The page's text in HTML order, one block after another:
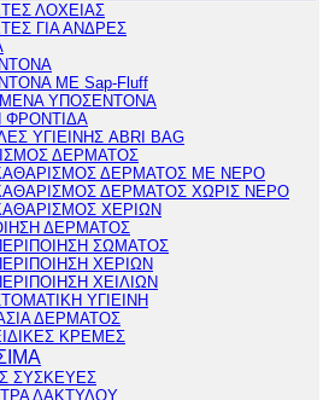
ΛΟΧΕΙΑΣ
ΓΙΑ ΑΝΔΡΕΣ
ΜΕ Sap-Fluff
ΥΠΟΣΕΝΤΟΝΑ
ΦΡΟΝΤΙΔΑ
ΥΓΙΕΙΝΗΣ ABRI BAG
ΔΕΡΜΑΤΟΣ
ΔΕΡΜΑΤΟΣ ΜΕ ΝΕΡΟ
ΔΕΡΜΑΤΟΣ ΧΩΡΙΣ ΝΕΡΟ
ΧΕΡΙΩΝ
ΔΕΡΜΑΤΟΣ
ΣΩΜΑΤΟΣ
ΧΕΡΙΩΝ
ΧΕΙΛΙΩΝ
ΥΓΙΕΙΝΗ
ΔΕΡΜΑΤΟΣ
ΚΡΕΜΕΣ
ΣΥΣΚΕΥΕΣ
ΔΑΚΤΥΛΟΥ